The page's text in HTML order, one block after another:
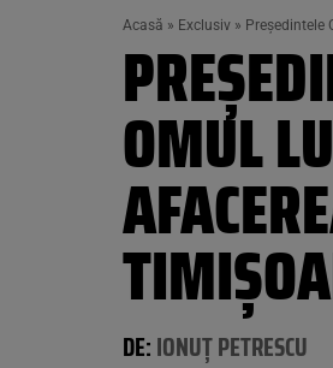
Acasă » Exclusiv » Președintele
OMUL
DE:IONUȚ PETRESCU